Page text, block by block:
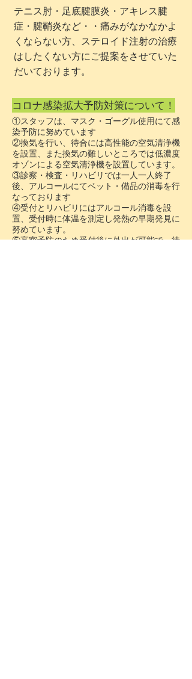
テニス肘・足底腱膜炎・アキレス腱
症・腱鞘炎など・・痛みがなかなかよ
くならない方、ステロイド注射の治療
はしたくない方にご提案をさせていた
だいております。
コロナ感染拡大予防対策について！
①スタッフは、マスク・ゴーグル使用にて感
染予防に努めています
②換気を行い、待合には高性能の空気清浄機
を設置、また換気の難しいところでは低濃度
オゾンによる空気清浄機を設置しています。
③診察・検査・リハビリでは一人一人終了
後、アルコールにてベット・備品の消毒を行
なっております
④受付とリハビリにはアルコール消毒を設
置、受付時に体温を測定し発熱の早期発見に
努めています。
⑤高密予防のため受付後に外出が可能で、待